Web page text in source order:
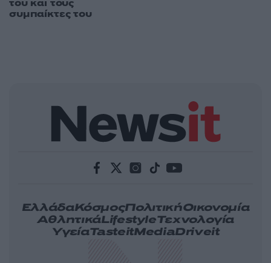
του και τους
συμπαίκτες του
ΕλλάδαΚόσμοςΠολιτικήΟικονομία
ΑθλητικάLifestyleΤεχνολογία
ΥγείαTasteitMediaDriveit